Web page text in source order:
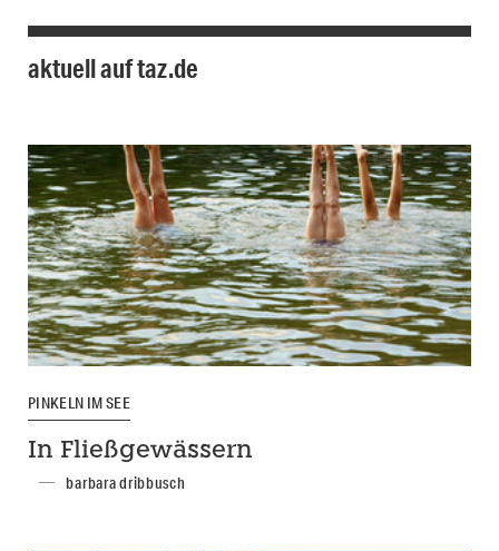
aktuell auf taz.de
PINKELN IM SEE
In Fließgewässern
barbara dribbusch